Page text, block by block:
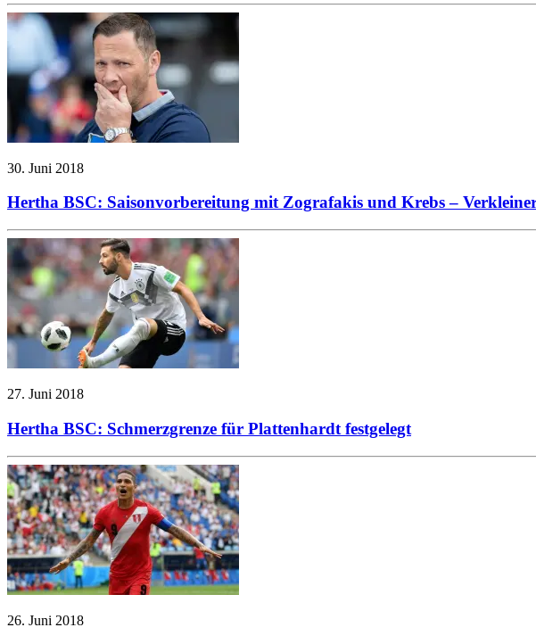
30. Juni 2018
Hertha BSC: Saisonvorbereitung mit Zografakis und Krebs –
27. Juni 2018
Hertha BSC: Schmerzgrenze für Plattenhardt festgelegt
26. Juni 2018